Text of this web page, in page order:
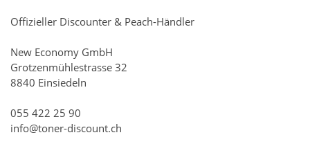
Offizieller Discounter & Peach-Händler
New Economy GmbH
Grotzenmühlestrasse 32
8840 Einsiedeln
055 422 25 90
info@toner-discount.ch